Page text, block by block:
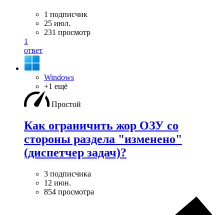
1 подписчик
25 июл.
231 просмотр
1
ответ
Windows
+1 ещё
Простой
Как ограничить жор ОЗУ со
стороны раздела "изменено"
(диспетчер задач)?
3 подписчика
12 июн.
854 просмотра